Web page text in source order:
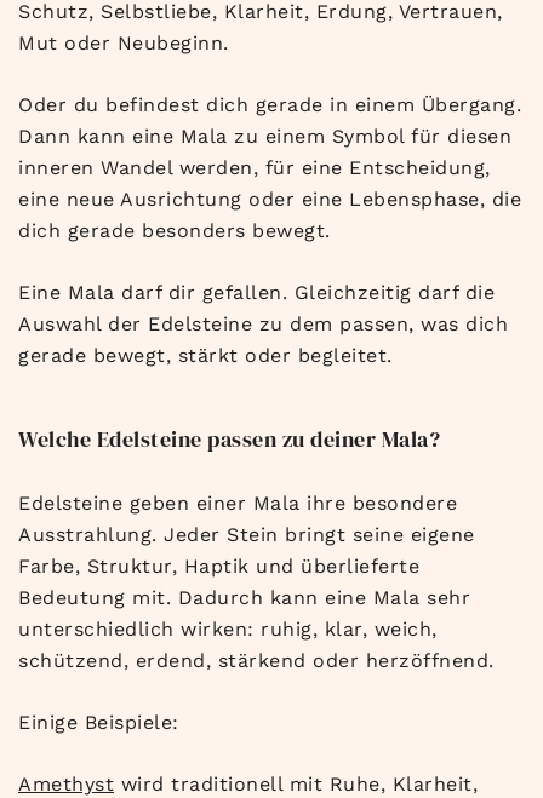
Schutz, Selbstliebe, Klarheit, Erdung, Vertrauen,
Mut oder Neubeginn.
Oder du befindest dich gerade in einem Übergang.
Dann kann eine Mala zu einem Symbol für diesen
inneren Wandel werden, für eine Entscheidung,
eine neue Ausrichtung oder eine Lebensphase, die
dich gerade besonders bewegt.
Eine Mala darf dir gefallen. Gleichzeitig darf die
Auswahl der Edelsteine zu dem passen, was dich
gerade bewegt, stärkt oder begleitet.
Welche Edelsteine passen zu deiner Mala?
Edelsteine geben einer Mala ihre besondere
Ausstrahlung. Jeder Stein bringt seine eigene
Farbe, Struktur, Haptik und überlieferte
Bedeutung mit. Dadurch kann eine Mala sehr
unterschiedlich wirken: ruhig, klar, weich,
schützend, erdend, stärkend oder herzöffnend.
Einige Beispiele:
Amethyst wird traditionell mit Ruhe, Klarheit,